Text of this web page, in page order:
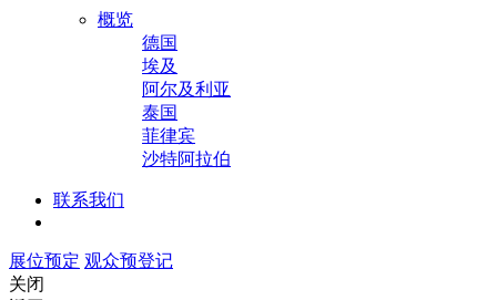
概览
德国
埃及
阿尔及利亚
泰国
菲律宾
沙特阿拉伯
联系我们
展位预定 观众预登记
关闭